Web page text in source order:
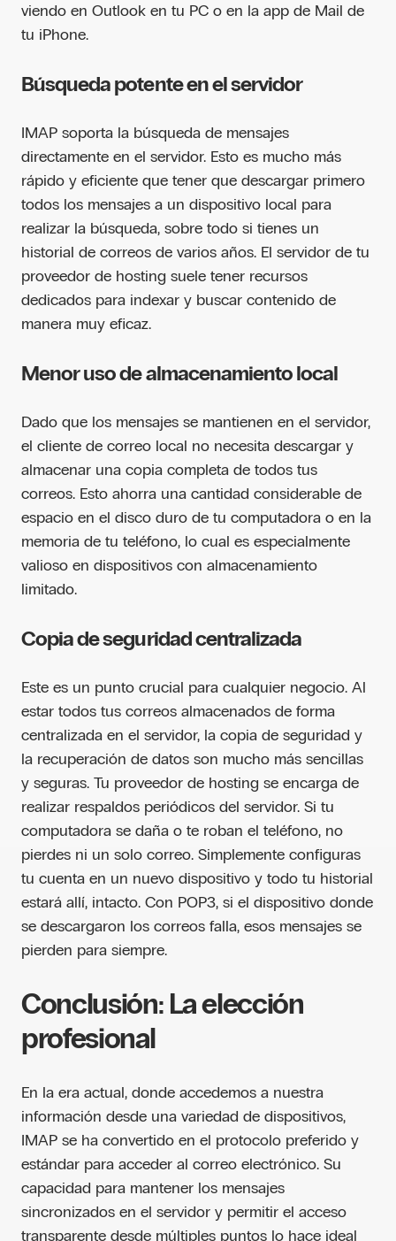
viendo en Outlook en tu PC o en la app de Mail de
tu iPhone.
Búsqueda potente en el servidor
IMAP soporta la búsqueda de mensajes
directamente en el servidor. Esto es mucho más
rápido y eficiente que tener que descargar primero
todos los mensajes a un dispositivo local para
realizar la búsqueda, sobre todo si tienes un
historial de correos de varios años. El servidor de tu
proveedor de hosting suele tener recursos
dedicados para indexar y buscar contenido de
manera muy eficaz.
Menor uso de almacenamiento local
Dado que los mensajes se mantienen en el servidor,
el cliente de correo local no necesita descargar y
almacenar una copia completa de todos tus
correos. Esto ahorra una cantidad considerable de
espacio en el disco duro de tu computadora o en la
memoria de tu teléfono, lo cual es especialmente
valioso en dispositivos con almacenamiento
limitado.
Copia de seguridad centralizada
Este es un punto crucial para cualquier negocio. Al
estar todos tus correos almacenados de forma
centralizada en el servidor, la copia de seguridad y
la recuperación de datos son mucho más sencillas
y seguras. Tu proveedor de hosting se encarga de
realizar respaldos periódicos del servidor. Si tu
computadora se daña o te roban el teléfono, no
pierdes ni un solo correo. Simplemente configuras
tu cuenta en un nuevo dispositivo y todo tu historial
estará allí, intacto. Con POP3, si el dispositivo donde
se descargaron los correos falla, esos mensajes se
pierden para siempre.
Conclusión: La elección
profesional
En la era actual, donde accedemos a nuestra
información desde una variedad de dispositivos,
IMAP se ha convertido en el protocolo preferido y
estándar para acceder al correo electrónico. Su
capacidad para mantener los mensajes
sincronizados en el servidor y permitir el acceso
transparente desde múltiples puntos lo hace ideal